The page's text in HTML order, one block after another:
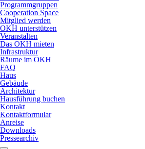
Programmgruppen
Cooperation Space
Mitglied werden
OKH unterstützen
Veranstalten
Das OKH mieten
Infrastruktur
Räume im OKH
FAQ
Haus
Gebäude
Architektur
Hausführung buchen
Kontakt
Kontaktformular
Anreise
Downloads
Pressearchiv